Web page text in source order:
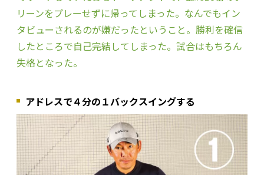
リーンをプレーせずに帰ってしまった。なんでもイン
タビューされるのが嫌だったということ。勝利を確信
したところで自己完結してしまった。試合はもちろん
失格となった。
アドレスで４分の１バックスイングする